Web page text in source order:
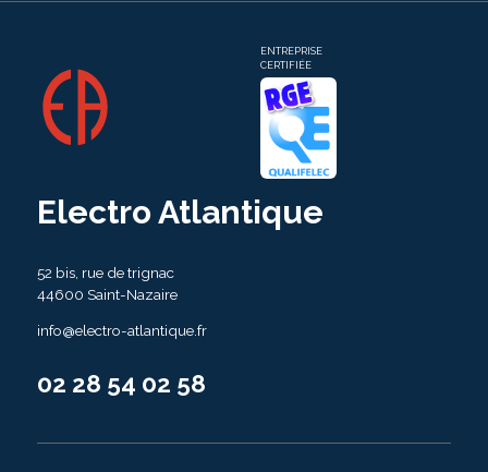
ENTREPRISE
CERTIFIÉE
Electro Atlantique
52 bis, rue de trignac
44600 Saint-Nazaire
info@electro-atlantique.fr
02 28 54 02 58